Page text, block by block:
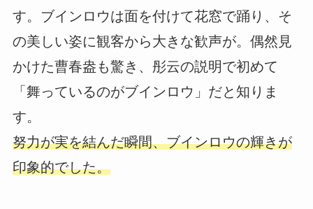
す。ブインロウは面を付けて花窓で踊り、そ
の美しい姿に観客から大きな歓声が。偶然見
かけた曹春盎も驚き、彤云の説明で初めて
「舞っているのがブインロウ」だと知りま
す。
努力が実を結んだ瞬間、ブインロウの輝きが
印象的でした。